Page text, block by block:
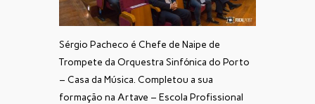
Sérgio Pacheco é Chefe de Naipe de
Trompete da Orquestra Sinfónica do Porto
– Casa da Música. Completou a sua
formação na Artave – Escola Profissional